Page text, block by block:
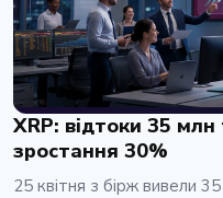
XRP: відтоки 35 млн
зростання 30%
25 квітня з бірж вивели